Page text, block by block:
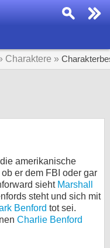
Charaktere »
amerikanische
er dem FBI oder gar
sieht Marshall
steht und sich mit
Benford tot sei.
Charlie Benford